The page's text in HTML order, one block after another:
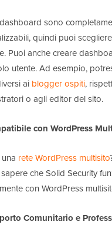
sono
quindi puoi
Puoi anche creare
utente. Ad esempio,
ai blogger ospiti,
o agli editor del sito.
con WordPress
rete WordPress multisito
che Solid Security
con WordPress
Comunitario e